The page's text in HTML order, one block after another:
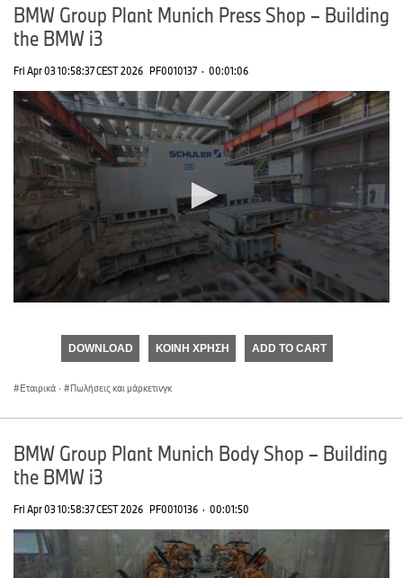
BMW Group Plant Munich Press Shop – Building
the BMW i3
Fri Apr 03 10:58:37 CEST 2026 PF0010137 · 00:01:06
seconds
DOWNLOAD ΚΟΙΝΉ ΧΡΉΣΗ ADD TO CART
Εταιρικά · Πωλήσεις και μάρκετινγκ
BMW Group Plant Munich Body Shop – Building
the BMW i3
Fri Apr 03 10:58:37 CEST 2026 PF0010136 · 00:01:50